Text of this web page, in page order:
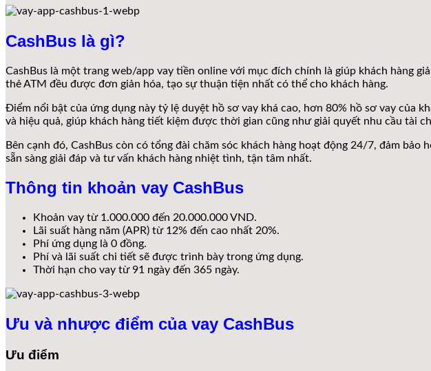
CashBus là gì?
CashBus là một trang web/app vay tiền online với mục đích chính là giúp khách hàng
thẻ ATM đều được đơn giản hóa, tạo sự thuận tiện nhất có thể cho khách hàng.
Điểm nổi bật của ứng dụng này tỷ lệ duyệt hồ sơ vay khá cao, hơn 80% hồ sơ vay của
và hiệu quả, giúp khách hàng tiết kiệm được thời gian cũng như giải quyết nhu cầu tài
Bên cạnh đó, CashBus còn có tổng đài chăm sóc khách hàng hoạt động 24/7, đảm
sẵn sàng giải đáp và tư vấn khách hàng nhiệt tình, tận tâm nhất.
Thông tin khoản vay CashBus
Khoản vay từ 1.000.000 đến 20.000.000 VND.
Lãi suất hàng năm (APR) từ 12% đến cao nhất 20%.
Phí ứng dụng là 0 đồng.
Phí và lãi suất chi tiết sẽ được trình bày trong ứng dụng.
Thời hạn cho vay từ 91 ngày đến 365 ngày.
Ưu và nhược điểm của vay CashBus
Ưu điểm